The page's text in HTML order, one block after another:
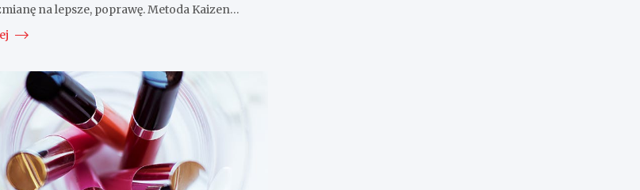
na lepsze, poprawę. Metoda Kaizen…